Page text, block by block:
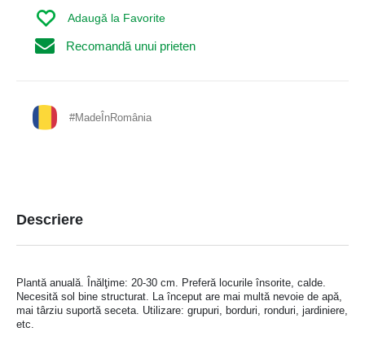
Recomandă unui prieten
Adaugă la Favorite
#MadeÎnRomânia
Descriere
Plantă anuală. Înălţime: 20-30 cm. Preferă locurile însorite, calde.
Necesită sol bine structurat. La început are mai multă nevoie de apă,
mai târziu suportă seceta. Utilizare: grupuri, borduri, ronduri, jardiniere,
etc.